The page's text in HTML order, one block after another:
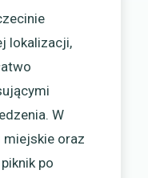
lokalizacji,
W
miejskie oraz
po